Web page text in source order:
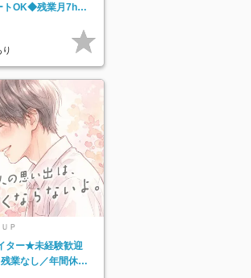
OK◆残業月7h以
Ｐ
ター★未経験歓迎
業なし／年間休日